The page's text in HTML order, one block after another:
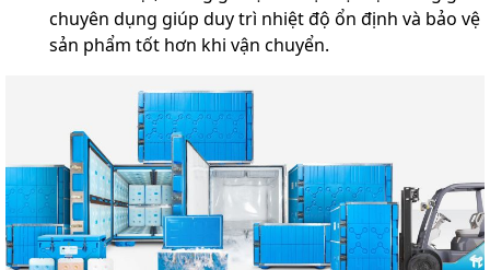
chuyên dụng giúp duy trì nhiệt độ ổn định và bảo vệ
sản phẩm tốt hơn khi vận chuyển.